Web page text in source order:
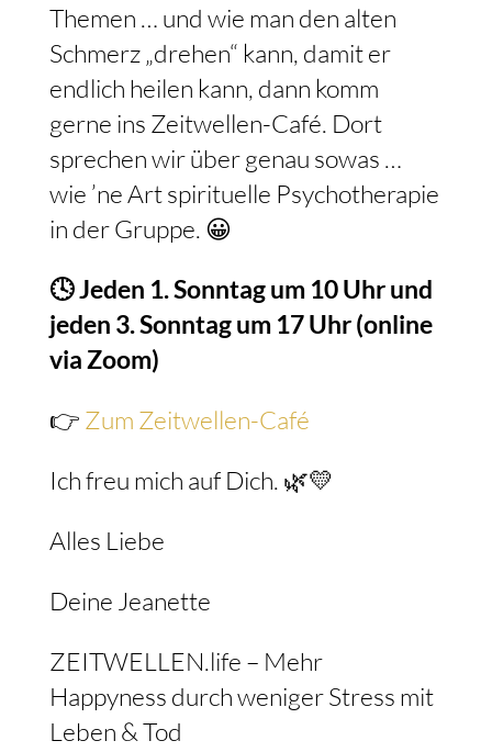
Themen … und wie man den alten
Schmerz „drehen“ kann, damit er
endlich heilen kann, dann komm
gerne ins Zeitwellen-Café. Dort
sprechen wir über genau sowas …
wie ’ne Art spirituelle Psychotherapie
in der Gruppe. 😀
🕓 Jeden 1. Sonntag um 10 Uhr und
jeden 3. Sonntag um 17 Uhr (online
via Zoom)
👉 Zum Zeitwellen-Café
Ich freu mich auf Dich. 🌿💛
Alles Liebe
Deine Jeanette
ZEITWELLEN.life – Mehr
Happyness durch weniger Stress mit
Leben & Tod